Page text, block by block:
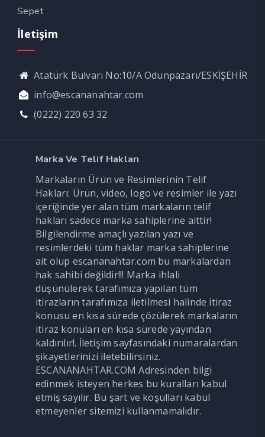
Sepet
İletişim
Atatürk Bulvarı No:10/A Odunpazarı/ESKİŞEHİR
info@escananahtar.com
(0222) 220 63 32
Marka Ve Telif Hakları
Markaların Ürün ve Resimlerinin Telif
Hakları: Ürün, video, logo ve resimler ile yazı
içeriğinde yer alan tüm markaların telif
hakları sadece marka sahiplerine aittir!
Bilgilendirme amaçlı yazılan yazı ve
resimlerdeki tüm haklar marka sahiplerine
ait olup escananahtar.com bu markalardan
hak sahibi değildir!!! Marka ihlali
düşünülerek tarafımıza yapılan tüm
itirazların tarafımıza iletilmesi halinde itiraz
konusu en kısa sürede çözülerek markaların
itiraz konuları en kısa sürede yayından
kaldırılır!. İletişim sayfasındaki numaralardan
şikayetlerinizi iletebilirsiniz.
ESCANANAHTAR.COM Adresinden bilgi
edinmek isteyen herkes bu kuralları kabul
etmiş sayılır. Bu şart ve koşulları kabul
etmeyenler sitemizi kullanmamalıdır.